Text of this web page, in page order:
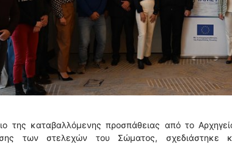
της καταβαλλόμενης προσπάθειας από το
των στελεχών του Σώματος, σχεδιάστηκε